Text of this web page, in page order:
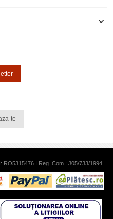
te
RO5315476 I Reg. Com.: J05/733/1994